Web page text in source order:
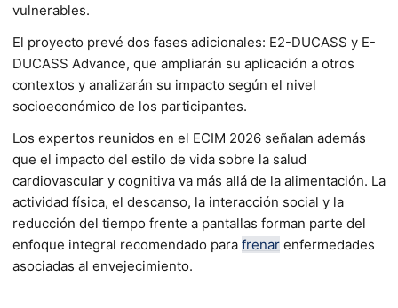
vulnerables.
El proyecto prevé dos fases adicionales: E2-DUCASS y E-
DUCASS Advance, que ampliarán su aplicación a otros
contextos y analizarán su impacto según el nivel
socioeconómico de los participantes.
Los expertos reunidos en el ECIM 2026 señalan además
que el impacto del estilo de vida sobre la salud
cardiovascular y cognitiva va más allá de la alimentación. La
actividad física, el descanso, la interacción social y la
reducción del tiempo frente a pantallas forman parte del
enfoque integral recomendado para frenar enfermedades
asociadas al envejecimiento.